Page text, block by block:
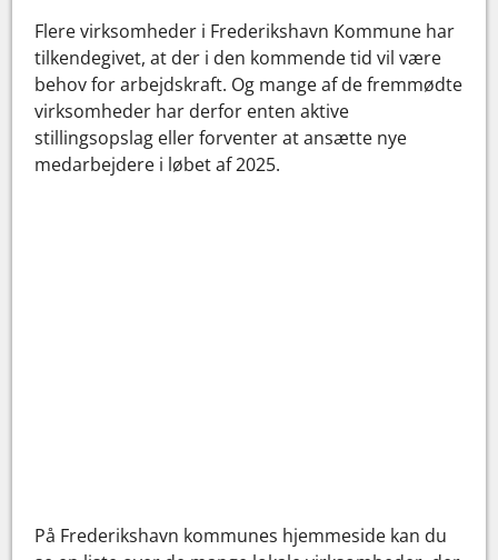
Flere virksomheder i Frederikshavn Kommune har
tilkendegivet, at der i den kommende tid vil være
behov for arbejdskraft. Og mange af de fremmødte
virksomheder har derfor enten aktive
stillingsopslag eller forventer at ansætte nye
medarbejdere i løbet af 2025.
På Frederikshavn kommunes hjemmeside kan du